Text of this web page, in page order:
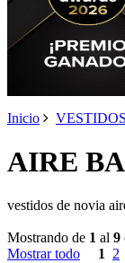
Inicio
AIRE
vestidos de novia
Mostrando de 1 al 9
Mostrar todo
1 2